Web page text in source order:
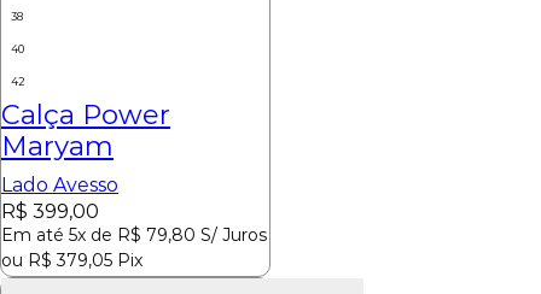
38
40
42
Calça Power
Maryam
Lado Avesso
R$ 399,00
Em até 5x de R$ 79,80 S/ Juros
ou R$ 379,05 Pix